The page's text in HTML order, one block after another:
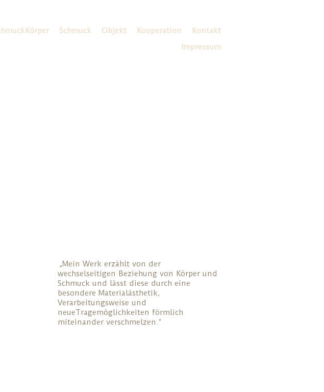
Schmuck Objekt Kooperation
Kontakt
Impressum
„Mein Werk erzählt von der
wechselseitigen Beziehung von Körper und
Schmuck und lässt diese durch eine
besondere Materialästhetik,
Verarbeitungsweise und
neueTragemöglichkeiten förmlich
miteinander verschmelzen.“